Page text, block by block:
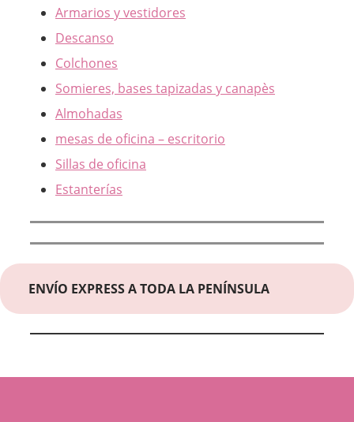
Armarios y vestidores
Descanso
Colchones
Somieres, bases tapizadas y canapès
Almohadas
mesas de oficina – escritorio
Sillas de oficina
Estanterías
ENVÍO EXPRESS A TODA LA PENÍNSULA